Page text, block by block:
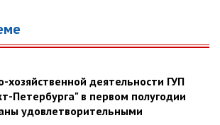
хозяйственной деятельности ГУП
Петербурга" в первом полугодии
удовлетворительными